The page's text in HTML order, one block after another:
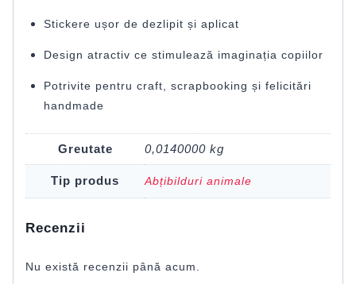
Stickere ușor de dezlipit și aplicat
Design atractiv ce stimulează imaginația copiilor
Potrivite pentru craft, scrapbooking și felicitări
handmade
Greutate 0,0140000 kg
Tip produs Abțibilduri animale
Recenzii
Nu există recenzii până acum.